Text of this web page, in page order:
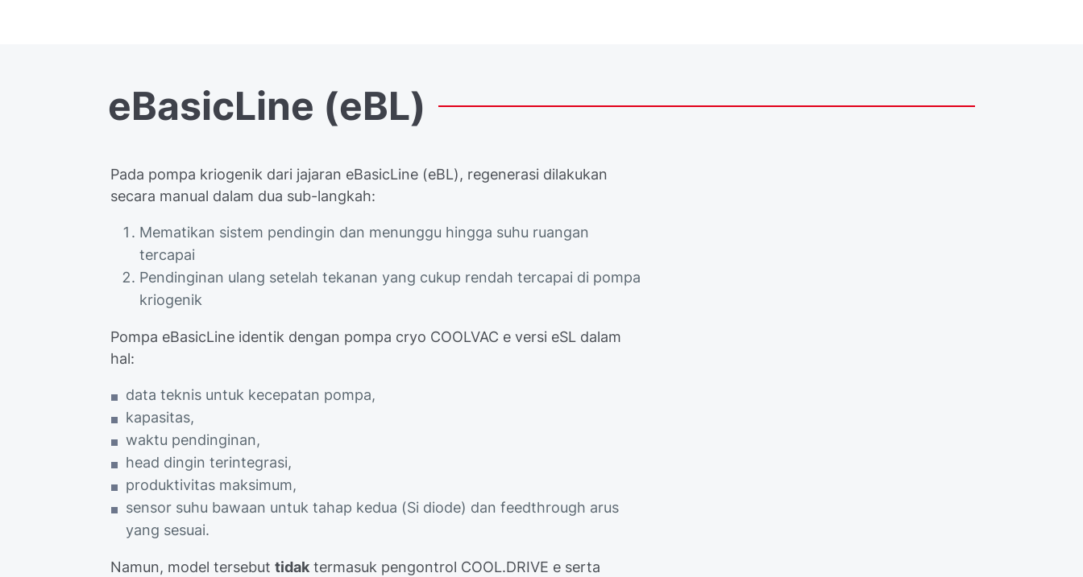
eBasicLine (eBL)
Pada pompa kriogenik dari jajaran eBasicLine (eBL), regenerasi dilakukan
secara manual dalam dua sub-langkah:
Mematikan sistem pendingin dan menunggu hingga suhu ruangan
tercapai
Pendinginan ulang setelah tekanan yang cukup rendah tercapai di pompa
kriogenik
Pompa eBasicLine identik dengan pompa cryo COOLVAC e versi eSL dalam
hal:
data teknis untuk kecepatan pompa,
kapasitas,
waktu pendinginan,
head dingin terintegrasi,
produktivitas maksimum,
sensor suhu bawaan untuk tahap kedua (Si diode) dan feedthrough arus
yang sesuai.
Namun, model tersebuttidak termasuk pengontrol COOL.DRIVE e serta